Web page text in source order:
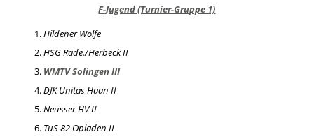
F-Jugend (Turnier-Gruppe 1)
Hildener Wölfe
HSG Rade./Herbeck II
WMTV Solingen III
DJK Unitas Haan II
Neusser HV II
TuS 82 Opladen II